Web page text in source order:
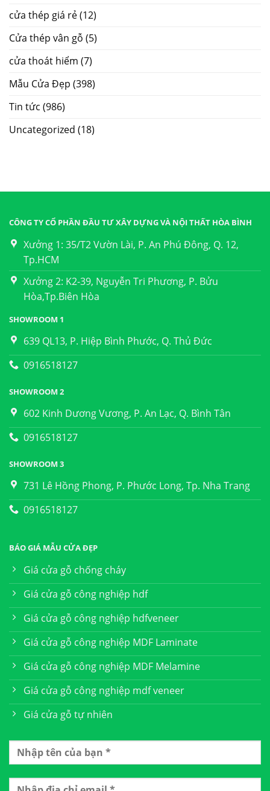
cửa thép giá rẻ(12)
Cửa thép vân gỗ (5)
cửa thoát hiểm (7)
Mẫu Cửa Đẹp (398)
Tin tức (986)
Uncategorized (18)
CÔNG TY CỔ PHẦN ĐẦU TƯ XÂY DỰNG VÀ NỘI THẤT HÒA BÌNH
Xưởng 1: 35/T2 Vườn Lài, P. An Phú Đông, Q. 12,
Tp.HCM
Xưởng 2: K2-39, Nguyễn Tri Phương, P. Bửu
Hòa,Tp.Biên Hòa
SHOWROOM 1
639 QL13, P. Hiệp Bình Phước, Q. Thủ Đức
0916518127
SHOWROOM 2
602 Kinh Dương Vương, P. An Lạc, Q. Bình Tân
0916518127
SHOWROOM 3
731 Lê Hồng Phong, P. Phước Long, Tp. Nha Trang
0916518127
BÁO GIÁ MẪU CỬA ĐẸP
Giá cửa gỗ chống cháy
Giá cửa gỗ công nghiệp hdf
Giá cửa gỗ công nghiệp hdfveneer
Giá cửa gỗ công nghiệp MDF Laminate
Giá cửa gỗ công nghiệp MDF Melamine
Giá cửa gỗ công nghiệp mdf veneer
Giá cửa gỗ tự nhiên